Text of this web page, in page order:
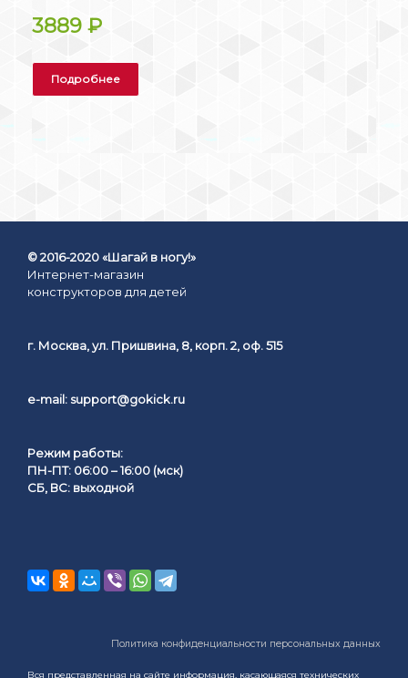
3889 ₽
Подробнее
© 2016-2020 «Шагай в ногу!»
Интернет-магазин
конструкторов для детей
г. Москва, ул. Пришвина, 8, корп. 2, оф. 515
e-mail: support@gokick.ru
Режим работы:
ПН-ПТ: 06:00 – 16:00 (мск)
СБ, ВС: выходной
Политика конфиденциальности персональных данных
Вся представленная на сайте информация, касающаяся технических